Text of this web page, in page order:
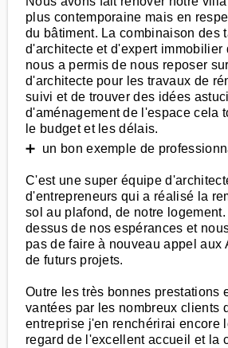
plus contemporaine mais en
du bâtiment. La combinaison des
d'architecte et d'expert immobilier
nous a permis de nous reposer
d'architecte pour les travaux de
suivi et de trouver des idées
d'aménagement de l'espace cela
le budget et les délais.
➕ un bon exemple de
C'est une super équipe
d'entrepreneurs qui a réalisé la
sol au plafond, de notre
dessus de nos espérances et
pas de faire à nouveau appel aux
de futurs projets.
Outre les très bonnes prestations
vantées par les nombreux clients
entreprise j'en renchérirai encore
regard de l'excellent accueil et la